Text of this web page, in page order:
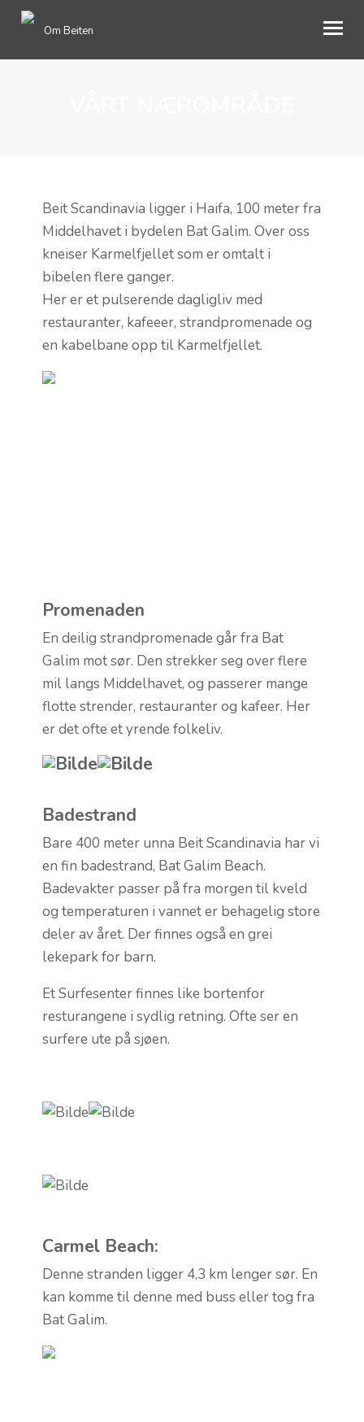
Om Beiten
BOOKING
BLI MEDLEM
MIMRESIDE
INFORMASJON
Beit Scandinavia ligger i Haifa, 100 meter fra
Middelhavet i bydelen Bat Galim. Over oss
kneiser Karmelfjellet som er omtalt i
bibelen flere ganger.
Her er et pulserende dagligliv med
restauranter, kafeeer, strandpromenade og
en kabelbane opp til Karmelfjellet.
Promenaden
En deilig strandpromenade går fra Bat
Galim mot sør. Den strekker seg over flere
mil langs Middelhavet, og passerer mange
flotte strender, restauranter og kafeer. Her
er det ofte et yrende folkeliv.
Badestrand
Bare 400 meter unna Beit Scandinavia har vi
en fin badestrand, Bat Galim Beach.
Badevakter passer på fra morgen til kveld
og temperaturen i vannet er behagelig store
deler av året. Der finnes også en grei
lekepark for barn.
Et Surfesenter finnes like bortenfor
resturangene i sydlig retning. Ofte ser en
surfere ute på sjøen.
Carmel Beach:
Denne stranden ligger 4,3 km lenger sør. En
kan komme til denne med buss eller tog fra
Bat Galim.